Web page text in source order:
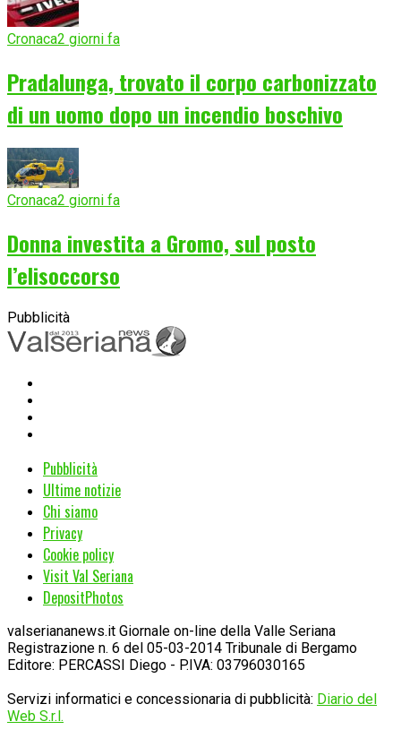
Cronaca2 giorni fa
Pradalunga, trovato il corpo carbonizzato
di un uomo dopo un incendio boschivo
Cronaca2 giorni fa
Donna investita a Gromo, sul posto
l’elisoccorso
Pubblicità
Pubblicità
Ultime notizie
Chi siamo
Privacy
Cookie policy
Visit Val Seriana
DepositPhotos
valseriananews.it Giornale on-line della Valle Seriana
Registrazione n. 6 del 05-03-2014 Tribunale di Bergamo
Editore: PERCASSI Diego - P.IVA: 03796030165
Servizi informatici e concessionaria di pubblicità: Diario del
Web S.r.l.